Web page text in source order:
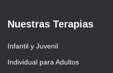
Nuestras Terapias
Infantil y Juvenil
Individual para Adultos